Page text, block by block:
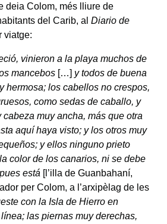
deia Colom, més lliure de
del Carib, al Diario de
viatge:
vinieron a la playa muchos de
mancebos […] y todos de buena
hermosa; los cabellos no crespos,
como sedas de caballo, y
cabeza muy ancha, más que otra
aquí haya visto; y los otros muy
y ellos ninguno prieto
color de los canarios, ni se debe
está [l’illa de Guanbahaní,
per Colom, a l’arxipèlag de les
con la Isla de Hierro en
las piernas muy derechas,